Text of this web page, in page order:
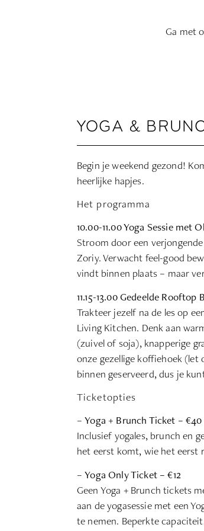
Ga met
YOGA &
Begin je weekend gezond!
heerlijke hapjes.
Het programma
10.00-11.00 Yoga Sessie met
Stroom door een
Zoriy. Verwacht feel-good
vindt binnen plaats – maar
11.15-13.00 Gedeelde Rooftop
Trakteer jezelf na de les op
Living Kitchen. Denk aan
(zuivel of soja), knapperige
onze gezellige koffiehoek
binnen geserveerd, dus je
Ticketopties
–Yoga + Brunch Ticket – €40
Inclusief yogales, brunch en
het eerst komt, wie het eerst
–Yoga Only Ticket – €12
Geen Yoga + Brunch tickets
aan de yogasessie met een
te nemen. Beperkte